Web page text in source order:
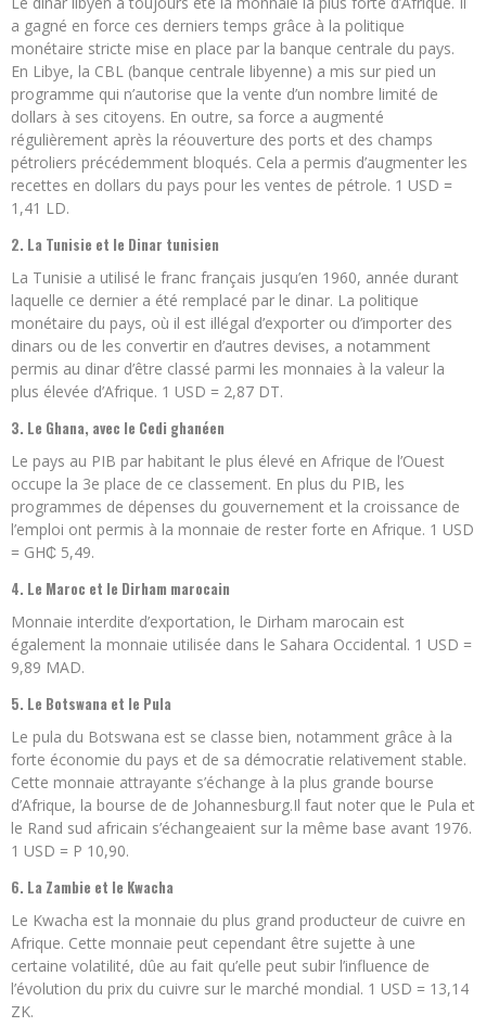
a gagné en force ces derniers temps grâce à la politique
monétaire stricte mise en place par la banque centrale du pays.
En Libye, la CBL (banque centrale libyenne) a mis sur pied un
programme qui n’autorise que la vente d’un nombre limité de
dollars à ses citoyens. En outre, sa force a augmenté
régulièrement après la réouverture des ports et des champs
pétroliers précédemment bloqués. Cela a permis d’augmenter les
recettes en dollars du pays pour les ventes de pétrole. 1 USD =
1,41 LD.
2. La Tunisie et le Dinar tunisien
La Tunisie a utilisé le franc français jusqu’en 1960, année durant
laquelle ce dernier a été remplacé par le dinar. La politique
monétaire du pays, où il est illégal d’exporter ou d’importer des
dinars ou de les convertir en d’autres devises, a notamment
permis au dinar d’être classé parmi les monnaies à la valeur la
plus élevée d’Afrique. 1 USD = 2,87 DT.
3. Le Ghana, avec le Cedi ghanéen
Le pays au PIB par habitant le plus élevé en Afrique de l’Ouest
occupe la 3e place de ce classement. En plus du PIB, les
programmes de dépenses du gouvernement et la croissance de
l’emploi ont permis à la monnaie de rester forte en Afrique. 1 USD
= GH₵ 5,49.
4. Le Maroc et le Dirham marocain
Monnaie interdite d’exportation, le Dirham marocain est
également la monnaie utilisée dans le Sahara Occidental. 1 USD =
9,89 MAD.
5. Le Botswana et le Pula
Le pula du Botswana est se classe bien, notamment grâce à la
forte économie du pays et de sa démocratie relativement stable.
Cette monnaie attrayante s’échange à la plus grande bourse
d’Afrique, la bourse de de Johannesburg.Il faut noter que le Pula et
le Rand sud africain s’échangeaient sur la même base avant 1976.
1 USD = P 10,90.
6. La Zambie et le Kwacha
Le Kwacha est la monnaie du plus grand producteur de cuivre en
Afrique. Cette monnaie peut cependant être sujette à une
certaine volatilité, dûe au fait qu’elle peut subir l’influence de
l’évolution du prix du cuivre sur le marché mondial. 1 USD = 13,14
ZK.